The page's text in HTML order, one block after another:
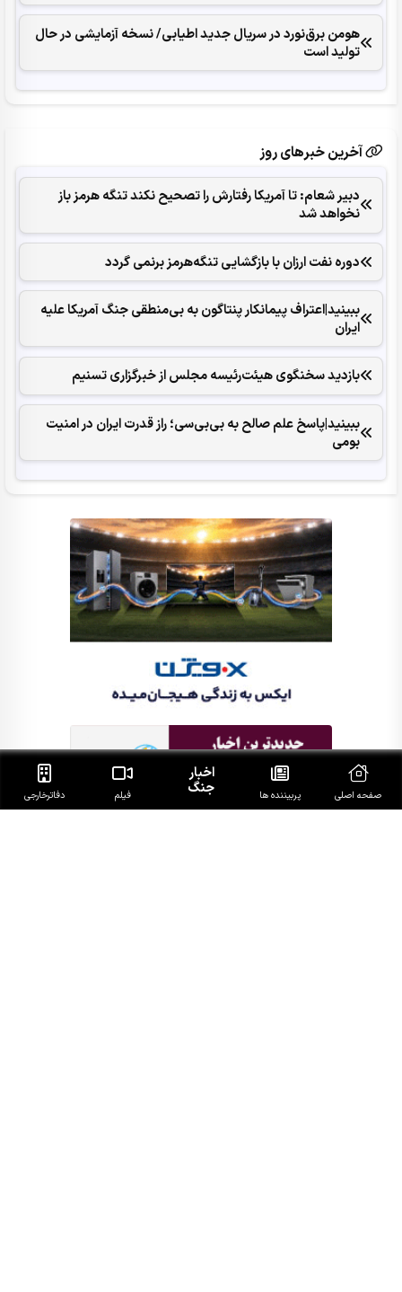
هومن برق‌نورد در سریال جدید اطیابی/ نسخه آزمایشی در حال
تولید است
آخرین خبرهای روز
دبیر شعام: تا آمریکا رفتارش را تصحیح نکند تنگه هرمز باز
نخواهد شد
دوره نفت ارزان با بازگشایی تنگه‌هرمز برنمی گردد
ببینید|اعتراف پیمانکار پنتاگون به بی‌منطقی جنگ آمریکا علیه
ایران
بازدید سخنگوی هیئت‌رئیسه مجلس از خبرگزاری تسنیم
ببینید|پاسخ علم صالح به بی‌بی‌سی؛ راز قدرت ایران در امنیت
بومی
صفحه اصلی پربیننده ها
اخبار
جنگ فیلم دفاتر‌خارجی